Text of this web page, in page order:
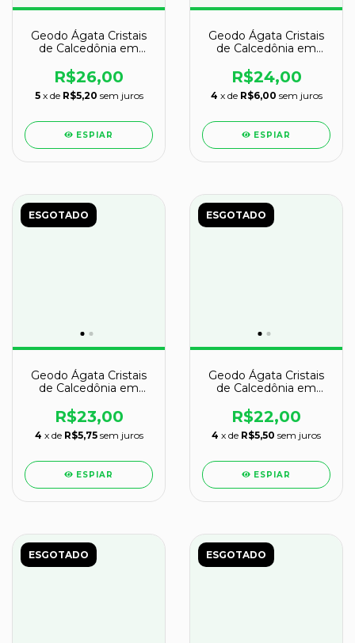
Geodo Ágata Cristais
de Calcedônia em
R$26,00
5 x de R$5,20 sem juros
ESPIAR
Geodo Ágata Cristais
de Calcedônia em
R$24,00
4 x de R$6,00 sem juros
ESPIAR
ESGOTADO
Geodo Ágata Cristais
de Calcedônia em
R$23,00
4 x de R$5,75 sem juros
ESPIAR
ESGOTADO
Geodo Ágata Cristais
de Calcedônia em
R$22,00
4 x de R$5,50 sem juros
ESPIAR
ESGOTADO ESGOTADO